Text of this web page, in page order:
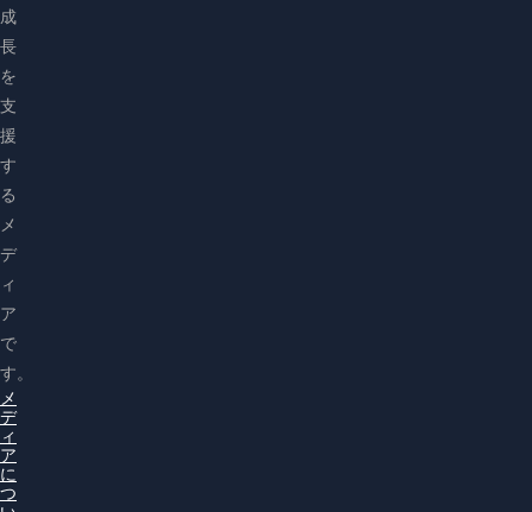
成
長
を
支
援
す
る
メ
デ
ィ
ア
で
す。
メ
デ
ィ
ア
に
つ